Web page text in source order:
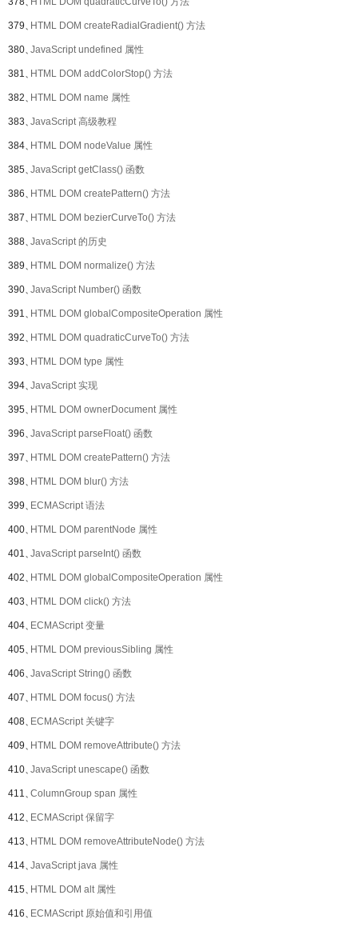
379、HTML DOM createRadialGradient() 方法
380、JavaScript undefined 属性
381、HTML DOM addColorStop() 方法
382、HTML DOM name 属性
383、JavaScript 高级教程
384、HTML DOM nodeValue 属性
385、JavaScript getClass() 函数
386、HTML DOM createPattern() 方法
387、HTML DOM bezierCurveTo() 方法
388、JavaScript 的历史
389、HTML DOM normalize() 方法
390、JavaScript Number() 函数
391、HTML DOM globalCompositeOperation 属性
392、HTML DOM quadraticCurveTo() 方法
393、HTML DOM type 属性
394、JavaScript 实现
395、HTML DOM ownerDocument 属性
396、JavaScript parseFloat() 函数
397、HTML DOM createPattern() 方法
398、HTML DOM blur() 方法
399、ECMAScript 语法
400、HTML DOM parentNode 属性
401、JavaScript parseInt() 函数
402、HTML DOM globalCompositeOperation 属性
403、HTML DOM click() 方法
404、ECMAScript 变量
405、HTML DOM previousSibling 属性
406、JavaScript String() 函数
407、HTML DOM focus() 方法
408、ECMAScript 关键字
409、HTML DOM removeAttribute() 方法
410、JavaScript unescape() 函数
411、ColumnGroup span 属性
412、ECMAScript 保留字
413、HTML DOM removeAttributeNode() 方法
414、JavaScript java 属性
415、HTML DOM alt 属性
416、ECMAScript 原始值和引用值